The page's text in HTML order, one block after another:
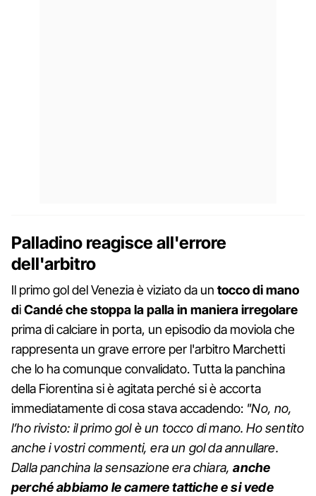
Palladino reagisce all'errore
dell'arbitro
Il primo gol del Venezia è viziato da un tocco di mano
diCandé che stoppa la palla in maniera irregolare
prima di calciare in porta, un episodio da moviola che
rappresenta un grave errore per l'arbitro Marchetti
che lo ha comunque convalidato. Tutta la panchina
della Fiorentina si è agitata perché si è accorta
immediatamente di cosa stava accadendo: "No, no,
l’ho rivisto: il primo gol è un tocco di mano. Ho sentito
anche i vostri commenti, era un gol da annullare.
Dalla panchina la sensazione era chiara,anche
perché abbiamo le camere tattiche e si vede